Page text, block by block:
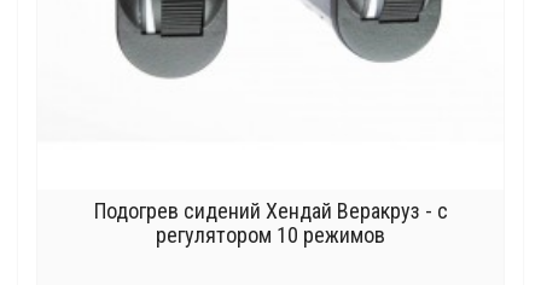
Подогрев сидений Хендай Веракруз - с
регулятором 10 режимов